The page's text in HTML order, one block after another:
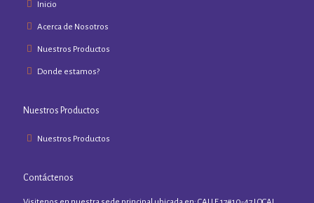
Inicio
Acerca de Nosotros
Nuestros Productos
Donde estamos?
Nuestros Productos
Nuestros Productos
Contáctenos